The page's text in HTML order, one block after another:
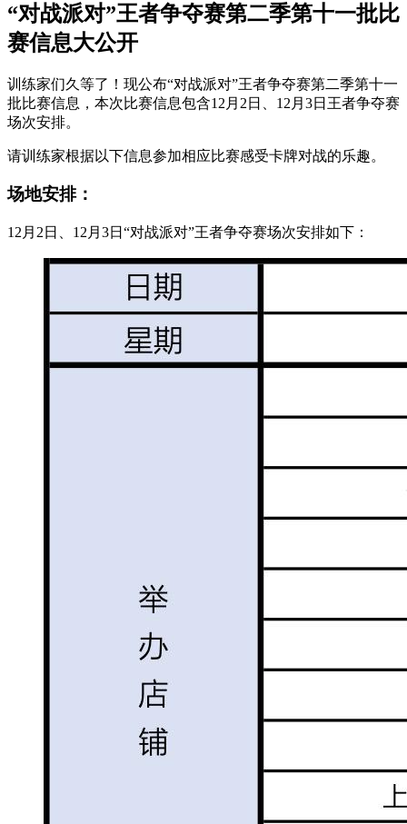
“对战派对”王者争夺赛第二季第十一批比
赛信息大公开
训练家们久等了！现公布“对战派对”王者争夺赛第二季第十一
批比赛信息，本次比赛信息包含12月2日、12月3日王者争夺赛
场次安排。
请训练家根据以下信息参加相应比赛感受卡牌对战的乐趣。
场地安排：
12月2日、12月3日“对战派对”王者争夺赛场次安排如下：